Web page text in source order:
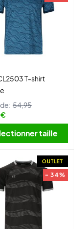
T-shirt
54,95
taille
OUTLET
- 34%